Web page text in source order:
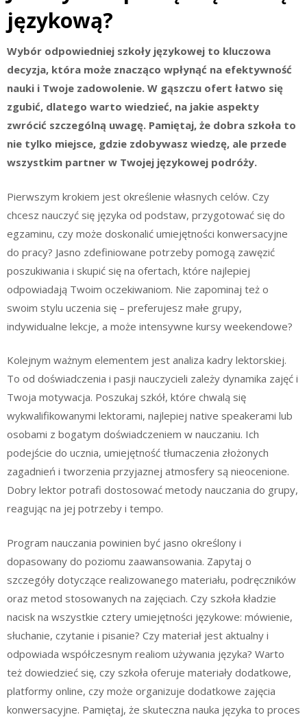
językową?
Wybór odpowiedniej szkoły językowej to kluczowa
decyzja, która może znacząco wpłynąć na efektywność
nauki i Twoje zadowolenie. W gąszczu ofert łatwo się
zgubić, dlatego warto wiedzieć, na jakie aspekty
zwrócić szczególną uwagę. Pamiętaj, że dobra szkoła to
nie tylko miejsce, gdzie zdobywasz wiedzę, ale przede
wszystkim partner w Twojej językowej podróży.
Pierwszym krokiem jest określenie własnych celów. Czy
chcesz nauczyć się języka od podstaw, przygotować się do
egzaminu, czy może doskonalić umiejętności konwersacyjne
do pracy? Jasno zdefiniowane potrzeby pomogą zawęzić
poszukiwania i skupić się na ofertach, które najlepiej
odpowiadają Twoim oczekiwaniom. Nie zapominaj też o
swoim stylu uczenia się – preferujesz małe grupy,
indywidualne lekcje, a może intensywne kursy weekendowe?
Kolejnym ważnym elementem jest analiza kadry lektorskiej.
To od doświadczenia i pasji nauczycieli zależy dynamika zajęć i
Twoja motywacja. Poszukaj szkół, które chwalą się
wykwalifikowanymi lektorami, najlepiej native speakerami lub
osobami z bogatym doświadczeniem w nauczaniu. Ich
podejście do ucznia, umiejętność tłumaczenia złożonych
zagadnień i tworzenia przyjaznej atmosfery są nieocenione.
Dobry lektor potrafi dostosować metody nauczania do grupy,
reagując na jej potrzeby i tempo.
Program nauczania powinien być jasno określony i
dopasowany do poziomu zaawansowania. Zapytaj o
szczegóły dotyczące realizowanego materiału, podręczników
oraz metod stosowanych na zajęciach. Czy szkoła kładzie
nacisk na wszystkie cztery umiejętności językowe: mówienie,
słuchanie, czytanie i pisanie? Czy materiał jest aktualny i
odpowiada współczesnym realiom używania języka? Warto
też dowiedzieć się, czy szkoła oferuje materiały dodatkowe,
platformy online, czy może organizuje dodatkowe zajęcia
konwersacyjne. Pamiętaj, że skuteczna nauka języka to proces